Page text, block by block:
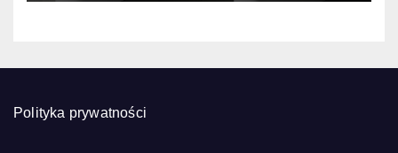
Polityka prywatności